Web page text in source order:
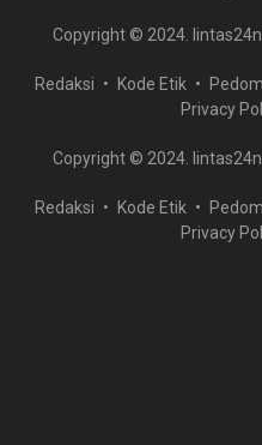
Copyright © 2024.
Redaksi Kode Etik
Privacy
Copyright © 2024.
Redaksi Kode Etik
Privacy